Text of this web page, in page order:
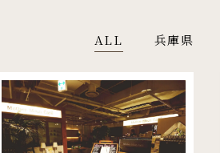
ALL 兵庫県